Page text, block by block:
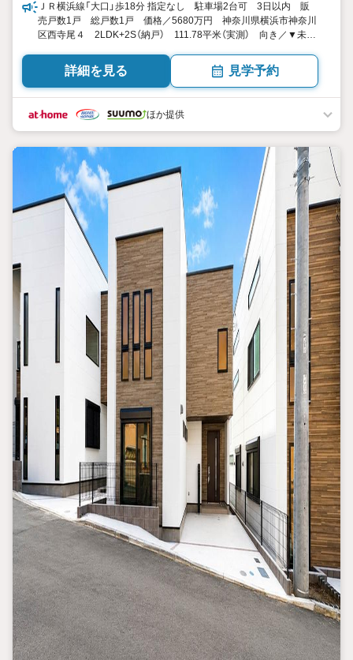
ＪＲ横浜線「大口」歩18分 指定なし 駐車場2台可 3日以内 販
売戸数1戸 総戸数1戸 価格／5680万円 神奈川県横浜市神奈川
区西寺尾４ 2LDK+2S（納戸） 111.78平米（実測） 向き／▼未選
詳細を見る 見学予約
ほか提供